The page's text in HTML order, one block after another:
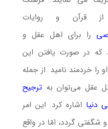
از قرآن و روایات
را برای اهل عقل و
که در صورت یافتن این
را خردمند نامید .از جمله
عقل می‌توان به ترجیح
دنیا اشاره کرد. این امر
گردد، امّا در واقع